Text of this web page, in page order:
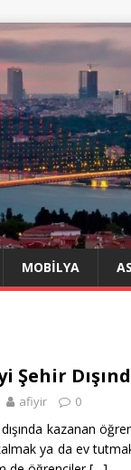
MOBILYA
Şehir
afiyir 0
kazanan
ya da ev